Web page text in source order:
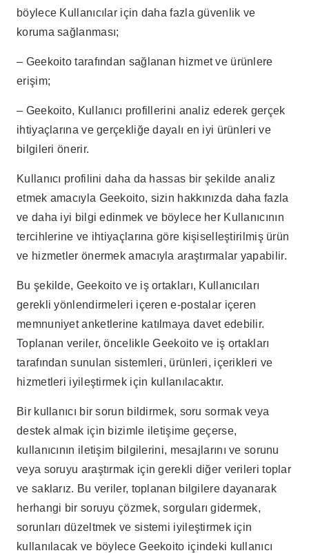
böylece Kullanıcılar için daha fazla güvenlik ve
koruma sağlanması;
– Geekoito tarafından sağlanan hizmet ve ürünlere
erişim;
– Geekoito, Kullanıcı profillerini analiz ederek gerçek
ihtiyaçlarına ve gerçekliğe dayalı en iyi ürünleri ve
bilgileri önerir.
Kullanıcı profilini daha da hassas bir şekilde analiz
etmek amacıyla Geekoito, sizin hakkınızda daha fazla
ve daha iyi bilgi edinmek ve böylece her Kullanıcının
tercihlerine ve ihtiyaçlarına göre kişiselleştirilmiş ürün
ve hizmetler önermek amacıyla araştırmalar yapabilir.
Bu şekilde, Geekoito ve iş ortakları, Kullanıcıları
gerekli yönlendirmeleri içeren e-postalar içeren
memnuniyet anketlerine katılmaya davet edebilir.
Toplanan veriler, öncelikle Geekoito ve iş ortakları
tarafından sunulan sistemleri, ürünleri, içerikleri ve
hizmetleri iyileştirmek için kullanılacaktır.
Bir kullanıcı bir sorun bildirmek, soru sormak veya
destek almak için bizimle iletişime geçerse,
kullanıcının iletişim bilgilerini, mesajlarını ve sorunu
veya soruyu araştırmak için gerekli diğer verileri toplar
ve saklarız. Bu veriler, toplanan bilgilere dayanarak
herhangi bir soruyu çözmek, sorguları gidermek,
sorunları düzeltmek ve sistemi iyileştirmek için
kullanılacak ve böylece Geekoito içindeki kullanıcı